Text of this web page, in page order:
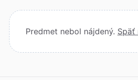
Predmet nebol nájdený. Späť